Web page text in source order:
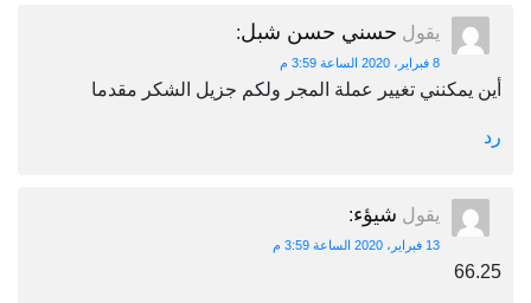
يقول حسني حسن شبل:
8 فبراير، 2020 الساعة 3:59 م
أين يمكنني تغيير عملة المجر ولكم جزيل الشكر مقدما
رد
يقول شيؤء:
13 فبراير، 2020 الساعة 3:59 م
66.25